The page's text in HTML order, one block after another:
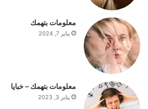
ه
ي
م
ي
معلومات بتهمك
يناير 7, 2024
معلومات بتهمك – خبايا
يناير 3, 2023